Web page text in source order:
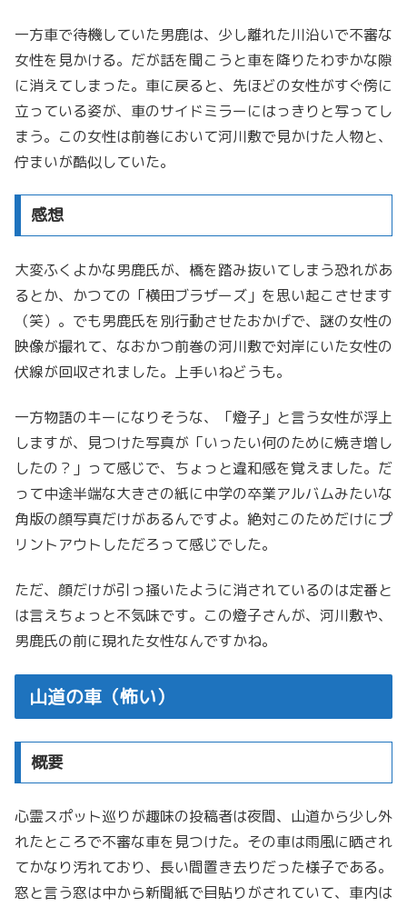
一方車で待機していた男鹿は、少し離れた川沿いで不審な
女性を見かける。だが話を聞こうと車を降りたわずかな隙
に消えてしまった。車に戻ると、先ほどの女性がすぐ傍に
立っている姿が、車のサイドミラーにはっきりと写ってし
まう。この女性は前巻において河川敷で見かけた人物と、
佇まいが酷似していた。
感想
大変ふくよかな男鹿氏が、橋を踏み抜いてしまう恐れがあ
るとか、かつての「横田ブラザーズ」を思い起こさせます
（笑）。でも男鹿氏を別行動させたおかげで、謎の女性の
映像が撮れて、なおかつ前巻の河川敷で対岸にいた女性の
伏線が回収されました。上手いねどうも。
一方物語のキーになりそうな、「燈子」と言う女性が浮上
しますが、見つけた写真が「いったい何のために焼き増し
したの？」って感じで、ちょっと違和感を覚えました。だ
って中途半端な大きさの紙に中学の卒業アルバムみたいな
角版の顔写真だけがあるんですよ。絶対このためだけにプ
リントアウトしただろって感じでした。
ただ、顔だけが引っ掻いたように消されているのは定番と
は言えちょっと不気味です。この燈子さんが、河川敷や、
男鹿氏の前に現れた女性なんですかね。
山道の車（怖い）
概要
心霊スポット巡りが趣味の投稿者は夜間、山道から少し外
れたところで不審な車を見つけた。その車は雨風に晒され
てかなり汚れており、長い間置き去りだった様子である。
窓と言う窓は中から新聞紙で目貼りがされていて、車内は